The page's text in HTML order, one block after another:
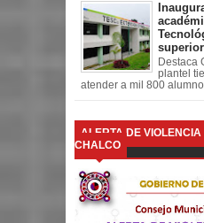
Destaca
plantel
atender a mil 800
ALERTA DE VIOLENCIA
CHALCO